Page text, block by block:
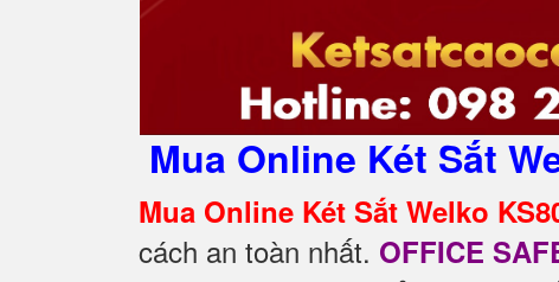
Mua Online Két Sắt
Mua Online Két Sắt Welko
cách an toàn nhất. OFFICE